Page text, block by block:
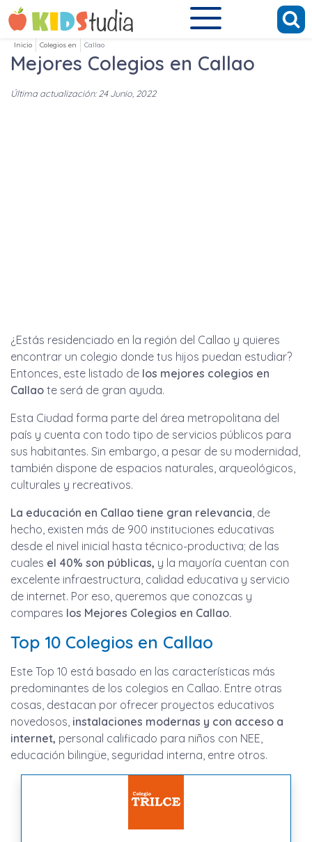
Inicio Colegios en Callao
Mejores Colegios en Callao
Última actualización: 24 Junio, 2022
¿Estás residenciado en la región del Callao y quieres
encontrar un colegio donde tus hijos puedan estudiar?
Entonces, este listado de los mejores colegios en
Callao te será de gran ayuda.
Esta Ciudad forma parte del área metropolitana del
país y cuenta con todo tipo de servicios públicos para
sus habitantes. Sin embargo, a pesar de su modernidad,
también dispone de espacios naturales, arqueológicos,
culturales y recreativos.
La educación en Callao tiene gran relevancia, de
hecho, existen más de 900 instituciones educativas
desde el nivel inicial hasta técnico-productiva; de las
cuales el 40% son públicas, y la mayoría cuentan con
excelente infraestructura, calidad educativa y servicio
de internet. Por eso, queremos que conozcas y
compares los Mejores Colegios en Callao.
Top 10 Colegios en Callao
Este Top 10 está basado en las características más
predominantes de los colegios en Callao. Entre otras
cosas, destacan por ofrecer proyectos educativos
novedosos, instalaciones modernas y con acceso a
internet, personal calificado para niños con NEE,
educación bilingüe, seguridad interna, entre otros.